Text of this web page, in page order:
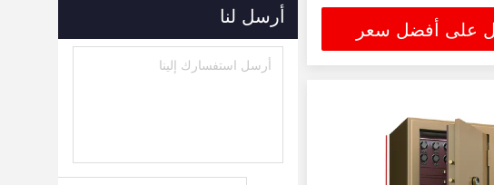
على أفضل سعر
أرسل لنا